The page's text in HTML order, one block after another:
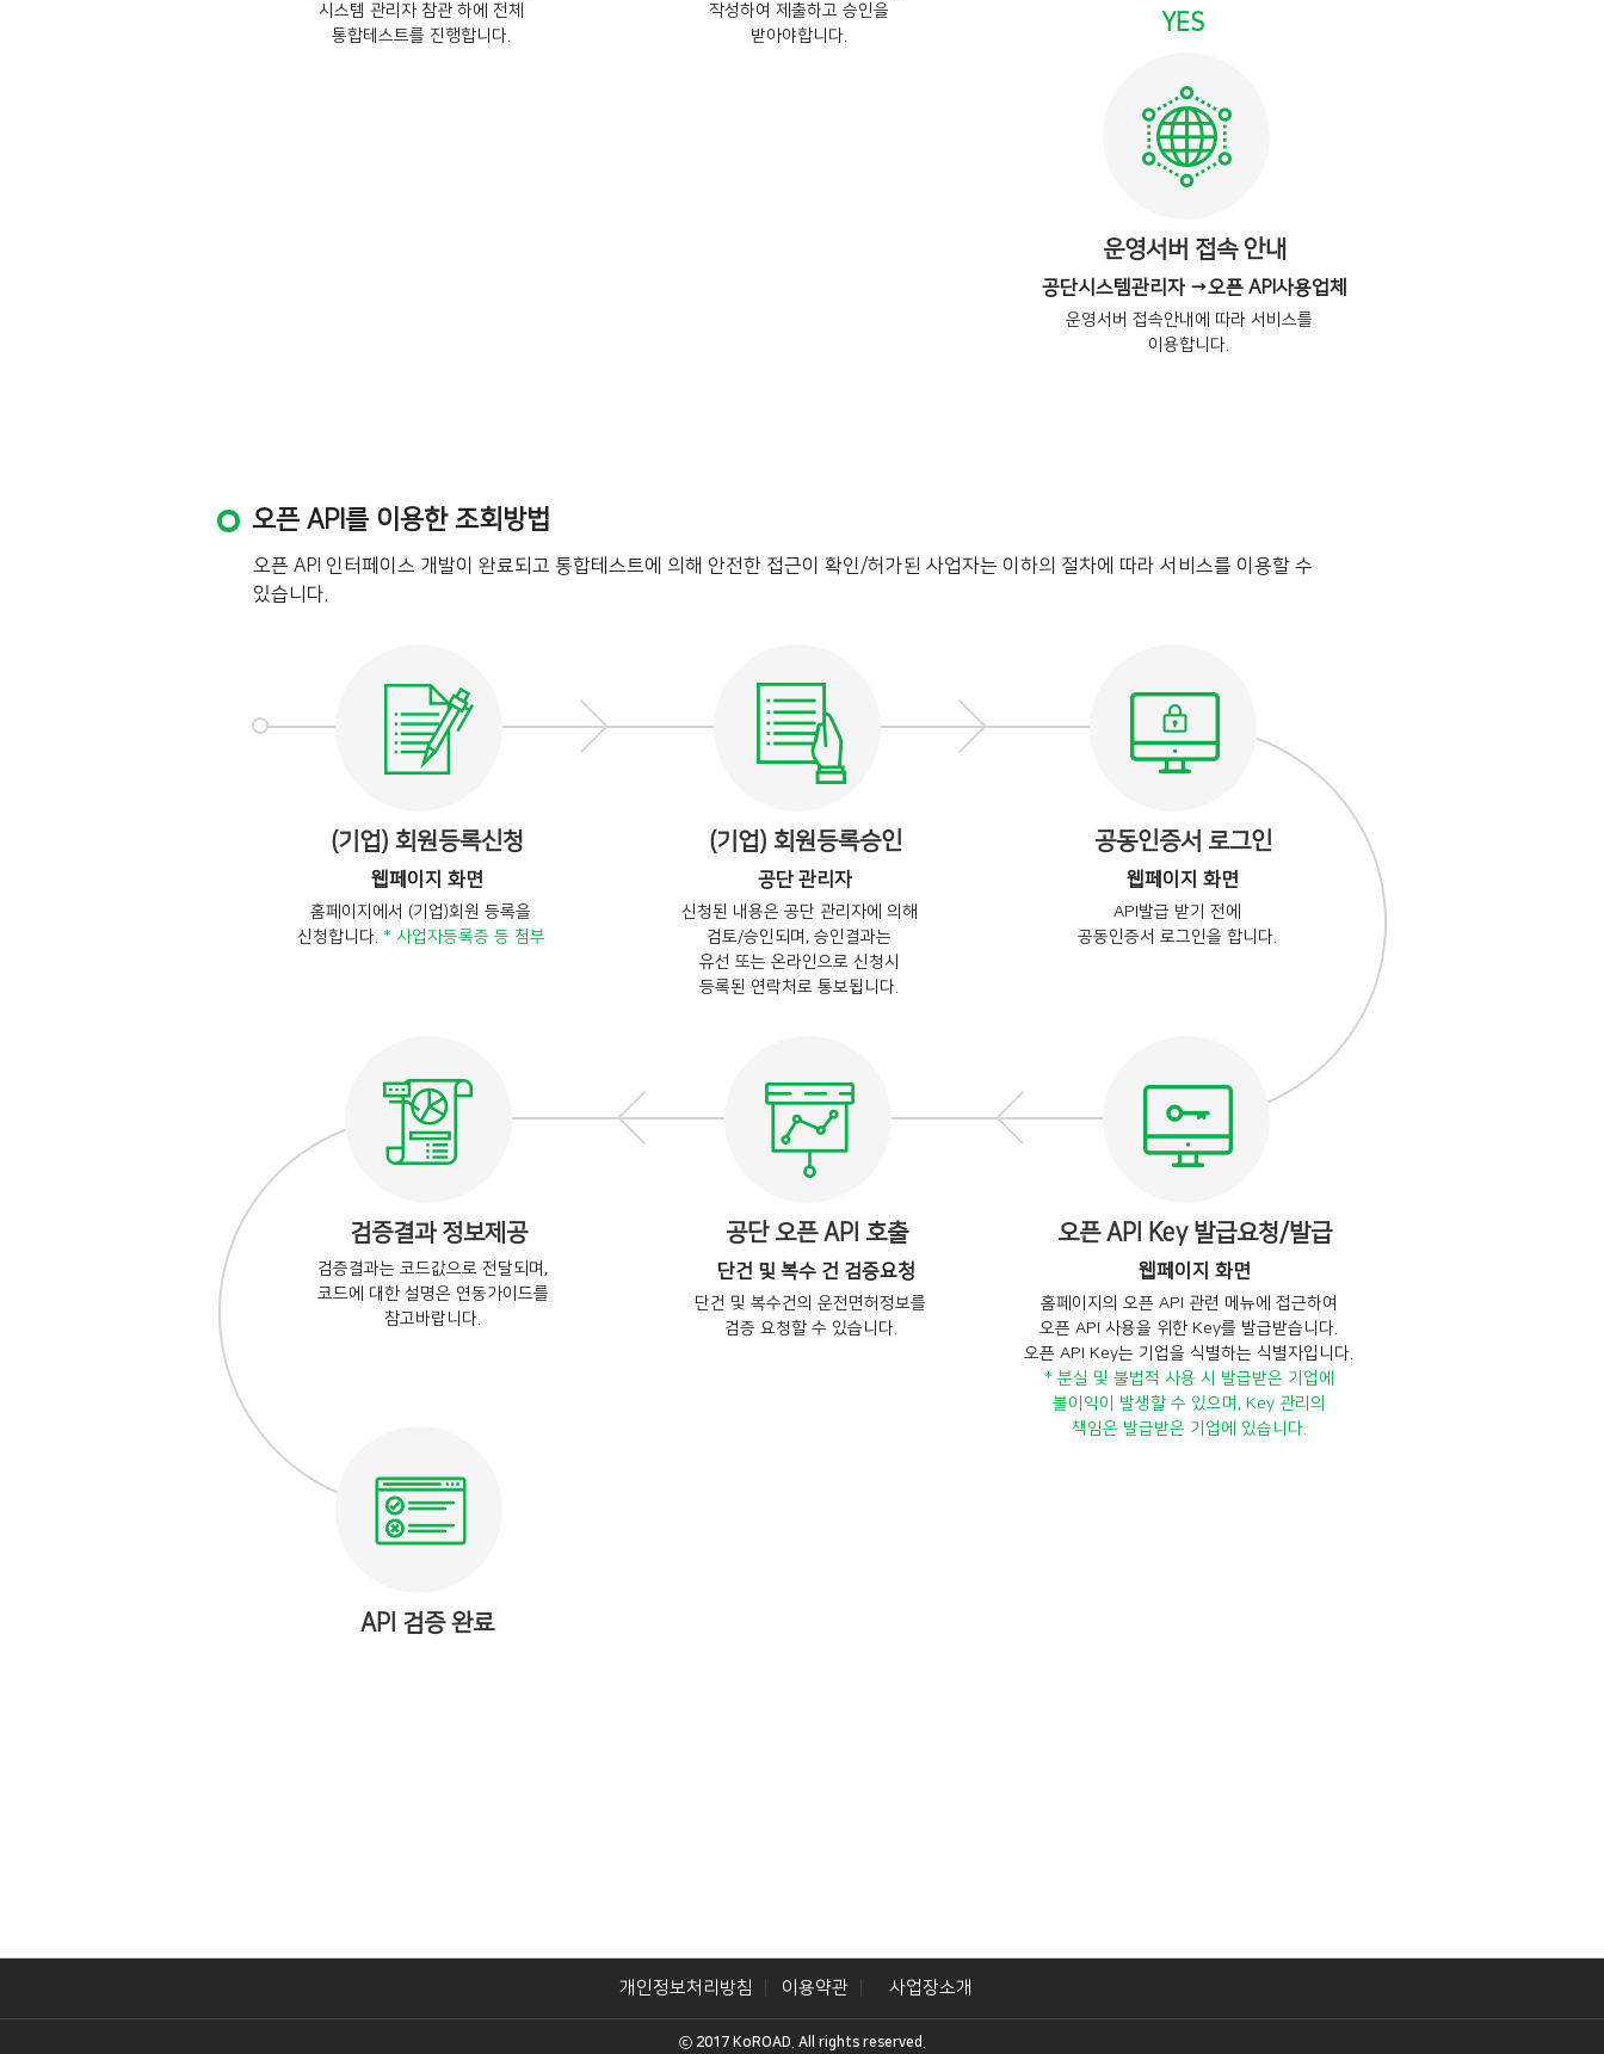
시스템 관리자 참관 하에 전체
통합테스트를 진행합니다.
작성하여 제출하고 승인을
받아야합니다.
YES
운영서버 접속 안내
공단시스템관리자 →오픈 API사용업체
운영서버 접속안내에 따라 서비스를
이용합니다.
오픈 API를 이용한 조회방법
오픈 API 인터페이스 개발이 완료되고 통합테스트에 의해 안전한 접근이 확인/허가된 사업자는 이하의 절차에 따라 서비스를 이용할 수
있습니다.
(기업) 회원등록신청
웹페이지 화면
홈페이지에서 (기업)회원 등록을
신청합니다. * 사업자등록증 등 첨부
(기업) 회원등록승인
공단 관리자
신청된 내용은 공단 관리자에 의해
검토/승인되며, 승인결과는
유선 또는 온라인으로 신청시
등록된 연락처로 통보됩니다.
공동인증서 로그인
웹페이지 화면
API발급 받기 전에
공동인증서 로그인을 합니다.
오픈 API Key 발급요청/발급
웹페이지 화면
홈페이지의 오픈 API 관련 메뉴에 접근하여
오픈 API 사용을 위한 Key를 발급받습니다.
오픈 API Key는 기업을 식별하는 식별자입니다.
* 분실 및 불법적 사용 시 발급받은 기업에
불이익이 발생할 수 있으며, Key 관리의
책임은 발급받은 기업에 있습니다.
공단 오픈 API 호출
단건 및 복수 건 검증요청
단건 및 복수건의 운전면허정보를
검증 요청할 수 있습니다.
검증결과 정보제공
검증결과는 코드값으로 전달되며,
코드에 대한 설명은 연동가이드를
참고바랍니다.
API 검증 완료
개인정보처리방침 이용약관 사업장소개
ⓒ 2017 KoROAD. All rights reserved.